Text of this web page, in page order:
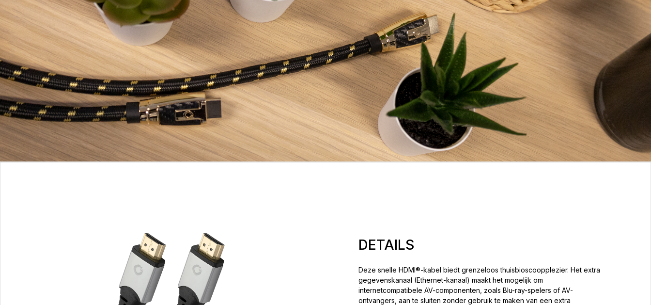
DETAILS
Deze snelle HDMI®-kabel biedt grenzeloos thuisbioscoopplezier. Het extra
gegevenskanaal (Ethernet-kanaal) maakt het mogelijk om
internetcompatibele AV-componenten, zoals Blu-ray-spelers of AV-
ontvangers, aan te sluiten zonder gebruik te maken van een extra